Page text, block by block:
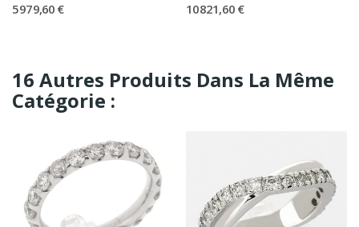
5 979,60 € 10 821,60 €
16 Autres Produits Dans La Même
Catégorie :